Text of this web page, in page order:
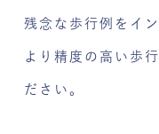
残念な歩行例をイ
より精度の高い歩
ださい。